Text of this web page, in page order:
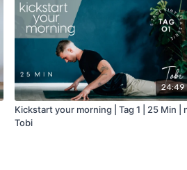
24:49
Kickstart your morning | Tag 1 | 25 Min |
Tobi